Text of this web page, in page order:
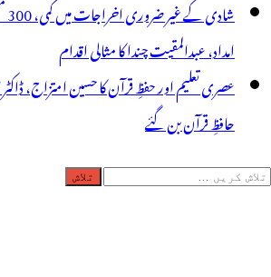
امداد، عبدالمقیت چندا کا مثالی اقدام
عصری تعلیم اور حفظِ قرآن کا حسین امتزاج،
حافظِ قرآن بن گئے
تلاش